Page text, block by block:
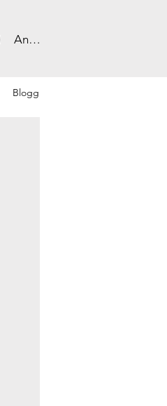
Anmelden
Blogg